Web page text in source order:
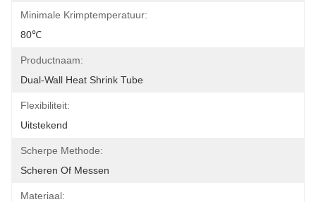
Minimale Krimptemperatuur:
80℃
Productnaam:
Dual-Wall Heat Shrink Tube
Flexibiliteit:
Uitstekend
Scherpe Methode:
Scheren Of Messen
Materiaal: